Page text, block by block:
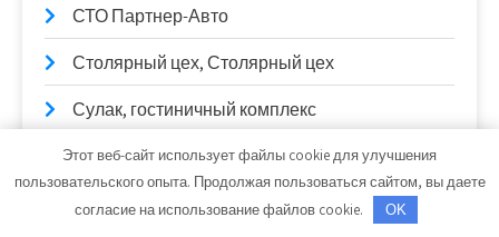
СТО Партнер-Авто
Столярный цех, Столярный цех
Сулак, гостиничный комплекс
Сывлах, Баня №2
Сывлах, Баня №2
Этот веб-сайт использует файлы cookie для улучшения
пользовательского опыта. Продолжая пользоваться сайтом, вы даете
согласие на использование файлов cookie.
OK